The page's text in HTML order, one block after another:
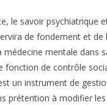
le savoir psychiatrique
de fondement et de
médecine mentale dans
fonction de contrôle
un instrument de
prétention à modifier